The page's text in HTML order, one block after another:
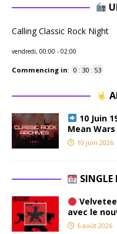
Calling Classic Rock Night
vendredi, 00:00 - 02:00
Commencing in: 0 : 30 : 52
10 Juin
Mean
10 juin 2026
SINGLE
avec le
6 août 2026